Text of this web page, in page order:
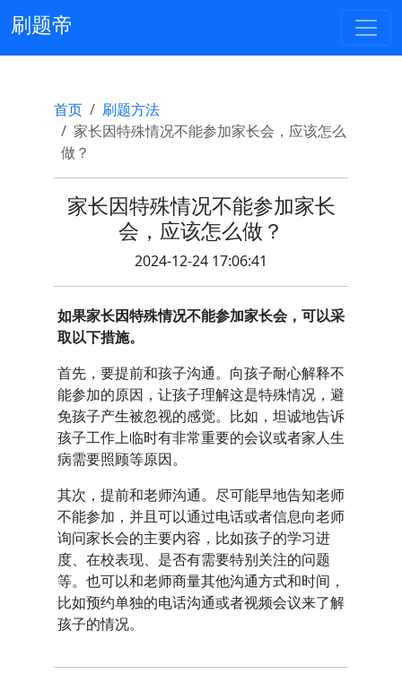
刷题帝
首页
刷题方法
家长因特殊情况不能参加家长会，应该怎么
做？
家长因特殊情况不能参加家长
会，应该怎么做？
2024-12-24 17:06:41
如果家长因特殊情况不能参加家长会，可以采
取以下措施。
首先，要提前和孩子沟通。向孩子耐心解释不
能参加的原因，让孩子理解这是特殊情况，避
免孩子产生被忽视的感觉。比如，坦诚地告诉
孩子工作上临时有非常重要的会议或者家人生
病需要照顾等原因。
其次，提前和老师沟通。尽可能早地告知老师
不能参加，并且可以通过电话或者信息向老师
询问家长会的主要内容，比如孩子的学习进
度、在校表现、是否有需要特别关注的问题
等。也可以和老师商量其他沟通方式和时间，
比如预约单独的电话沟通或者视频会议来了解
孩子的情况。